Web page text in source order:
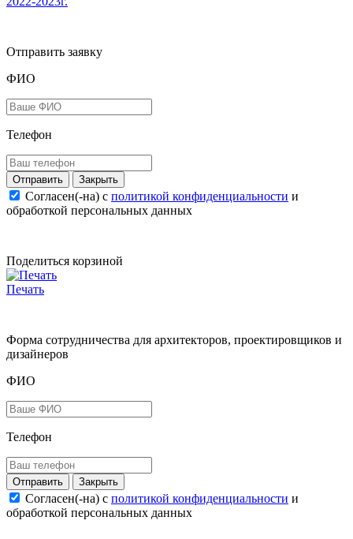
Отправить заявку
ФИО
Телефон
Закрыть
Согласен(-на) c политикой конфиденциальности и
обработкой персональных данных
Поделиться корзиной
Печать
Форма сотрудничества для архитекторов, проектировщиков и
дизайнеров
ФИО
Телефон
Закрыть
Согласен(-на) c политикой конфиденциальности и
обработкой персональных данных